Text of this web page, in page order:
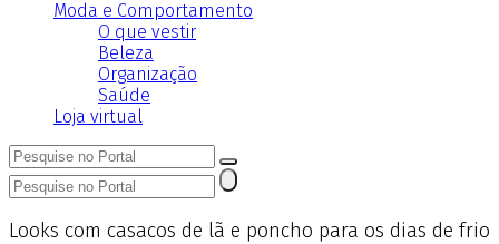
Moda e Comportamento
O que vestir
Beleza
Organização
Saúde
Loja virtual
Looks com casacos de lã e poncho para os dias de frio